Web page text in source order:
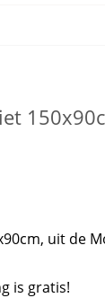
uit de
is gratis!